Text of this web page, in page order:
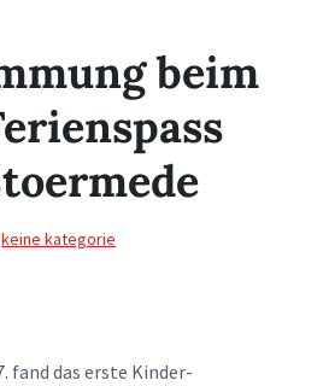
beim
keine kategorie
fand das erste Kinder-